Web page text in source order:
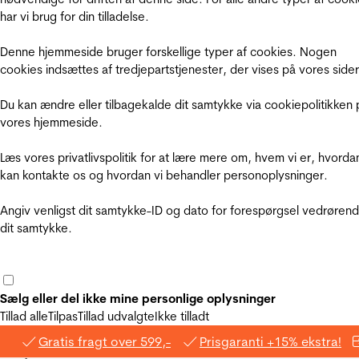
har vi brug for din tilladelse.
Denne hjemmeside bruger forskellige typer af cookies. Nogen
cookies indsættes af tredjepartstjenester, der vises på vores
Du kan ændre eller tilbagekalde dit samtykke via cookiepolitikken
vores hjemmeside.
Læs vores privatlivspolitik for at lære mere om, hvem vi er,
kan kontakte os og hvordan vi behandler personoplysninger.
Angiv venligst dit samtykke-ID og dato for forespørgsel
dit samtykke.
Sælg eller del ikke mine personlige oplysninger
Tillad alleTilpasTillad udvalgteIkke tilladt
Gratis fragt over 599,- Prisgaranti +15% ekstra!